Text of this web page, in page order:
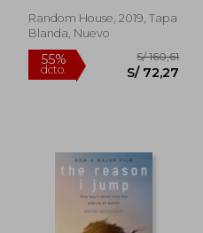
Random House, 2019, Tapa
Blanda, Nuevo